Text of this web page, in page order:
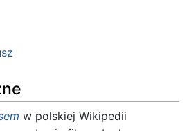
w polskiej Wikipedii